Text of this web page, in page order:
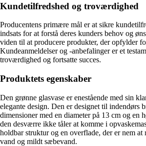
Kundetilfredshed og troværdighed
Producentens primære mål er at sikre
indsats for at forstå deres kunders behov og
viden til at producere produkter, der opfylder
Kundeanmeldelser og -anbefalinger er et
troværdighed og fortsatte succes.
Produktets egenskaber
Den grønne glasvase er enestående med sin
elegante design. Den er designet til indendørs
dimensioner med en diameter på 13 cm og en
den desværre ikke tåler at komme i
holdbar struktur og en overflade, der er nem at
vand og mildt sæbevand.